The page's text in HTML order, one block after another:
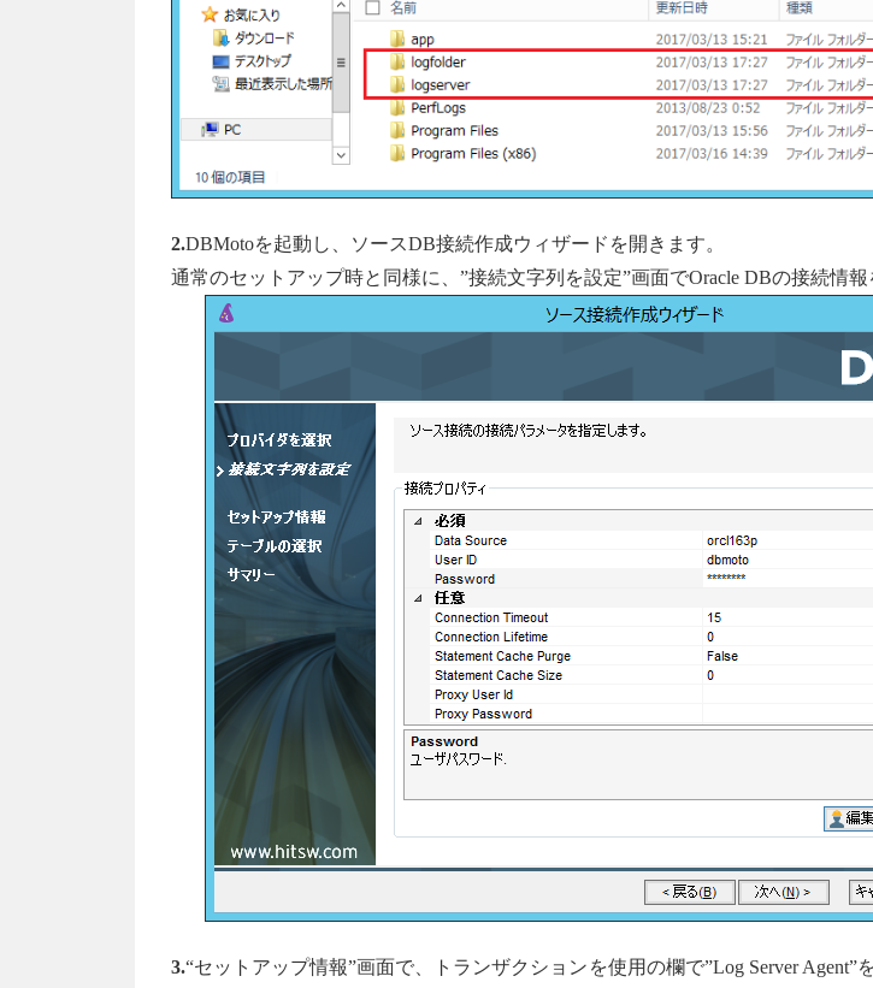
2.DBMotoを起動し、ソースDB接続作成ウィザードを開きます。
通常のセットアップ時と同様に、”接続文字列を設定”画面でOracle DBの接続情報
3.“セットアップ情報”画面で、トランザクションを使用の欄で”Log Server Agent”